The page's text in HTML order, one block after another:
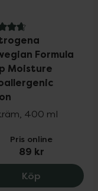
Intense Repair
5 i omdöme
Formula
Moisture
400 ml
Pris online
89 kr
Köp